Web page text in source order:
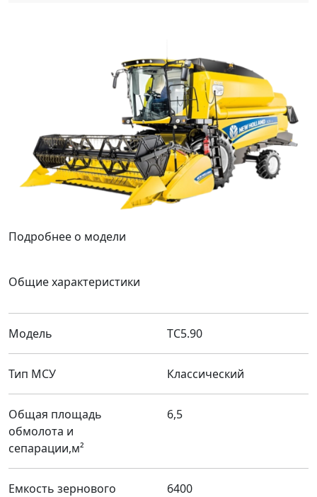
Подробнее о модели
Общие характеристики
Модель TC5.90
Тип МСУ Классический
Общая площадь
обмолота и
сепарации,м²
6,5
Емкость зернового
6400